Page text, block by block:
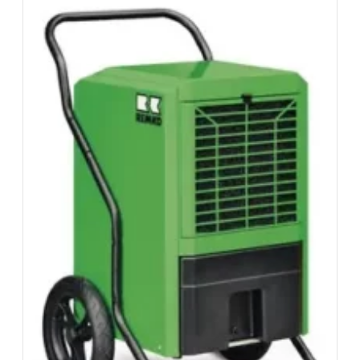
retour. Assurance bris de machine en option.